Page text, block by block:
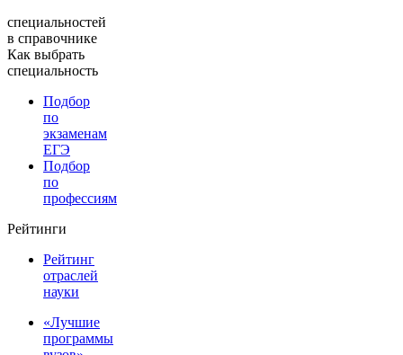
специальностей
в справочнике
Как выбрать
специальность
Подбор
по
экзаменам
ЕГЭ
Подбор
по
профессиям
Рейтинги
Рейтинг
отраслей
науки
«Лучшие
программы